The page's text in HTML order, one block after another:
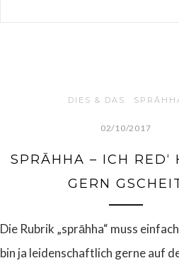
DIES & DAS
02/10/2017
SPRĀHHA – ICH RED‘
GERN
Die Rubrik „sprāhha“ muss
bin ja leidenschaftlich gerne auf